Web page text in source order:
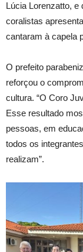
Lúcia Lorenzatto, e
coralistas
cantaram à capela
O prefeito
reforçou o
cultura. “O Coro
Esse resultado
pessoas, em
todos os
realizam”.